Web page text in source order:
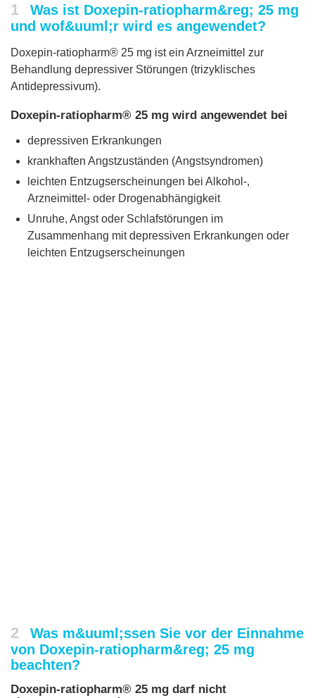
1
Was ist Doxepin-ratiopharm&reg; 25 mg
und wof&uuml;r wird es angewendet?
Doxepin-ratiopharm® 25 mg ist ein Arzneimittel zur
Behandlung depressiver Störungen (trizyklisches
Antidepressivum).
Doxepin-ratiopharm® 25 mg wird angewendet bei
depressiven Erkrankungen
krankhaften Angstzuständen (Angstsyndromen)
leichten Entzugserscheinungen bei Alkohol-,
Arzneimittel- oder Drogenabhängigkeit
Unruhe, Angst oder Schlafstörungen im
Zusammenhang mit depressiven Erkrankungen oder
leichten Entzugserscheinungen
2
Was m&uuml;ssen Sie vor der Einnahme
von Doxepin-ratiopharm&reg; 25 mg
beachten?
Doxepin-ratiopharm® 25 mg darf nicht